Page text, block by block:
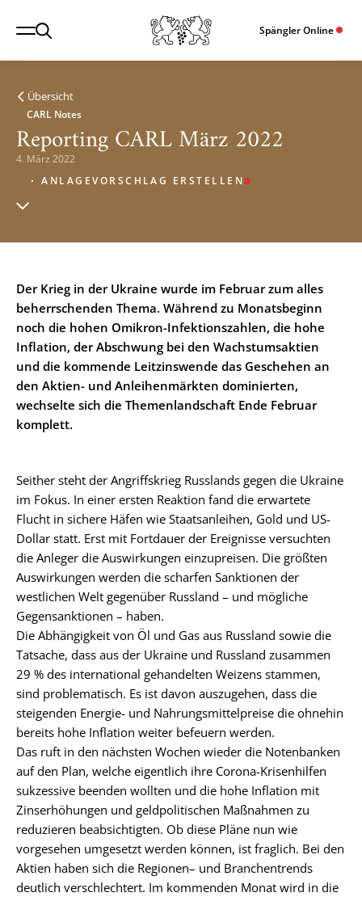
Spängler Online
Übersicht
CARL Notes
Reporting CARL März 2022
4. März 2022
ANLAGEVORSCHLAG ERSTELLEN
Der Krieg in der Ukraine wurde im Februar zum alles
beherrschenden Thema. Während zu Monatsbeginn
noch die hohen Omikron-Infektionszahlen, die hohe
Inflation, der Abschwung bei den Wachstumsaktien
und die kommende Leitzinswende das Geschehen an
den Aktien- und Anleihenmärkten dominierten,
wechselte sich die Themenlandschaft Ende Februar
komplett.
Seither steht der Angriffskrieg Russlands gegen die Ukraine
im Fokus. In einer ersten Reaktion fand die erwartete
Flucht in sichere Häfen wie Staatsanleihen, Gold und US-
Dollar statt. Erst mit Fortdauer der Ereignisse versuchten
die Anleger die Auswirkungen einzupreisen. Die größten
Auswirkungen werden die scharfen Sanktionen der
westlichen Welt gegenüber Russland – und mögliche
Gegensanktionen – haben.
Die Abhängigkeit von Öl und Gas aus Russland sowie die
Tatsache, dass aus der Ukraine und Russland zusammen
29 % des international gehandelten Weizens stammen,
sind problematisch. Es ist davon auszugehen, dass die
steigenden Energie- und Nahrungsmittelpreise die ohnehin
bereits hohe Inflation weiter befeuern werden.
Das ruft in den nächsten Wochen wieder die Notenbanken
auf den Plan, welche eigentlich ihre Corona-Krisenhilfen
sukzessive beenden wollten und die hohe Inflation mit
Zinserhöhungen und geldpolitischen Maßnahmen zu
reduzieren beabsichtigten. Ob diese Pläne nun wie
vorgesehen umgesetzt werden können, ist fraglich. Bei den
Aktien haben sich die Regionen– und Branchentrends
deutlich verschlechtert. Im kommenden Monat wird in die